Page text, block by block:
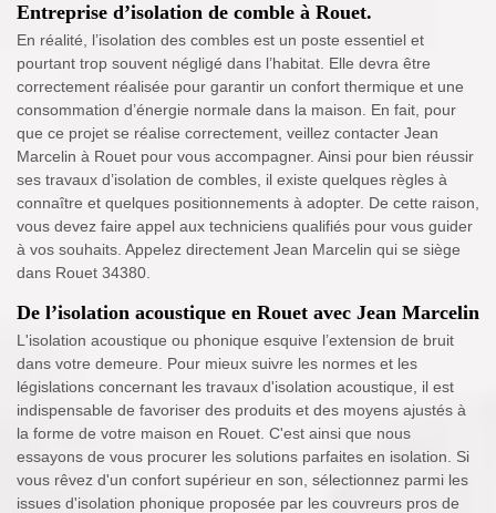
Entreprise d’isolation de comble à Rouet.
En réalité, l’isolation des combles est un poste essentiel et
pourtant trop souvent négligé dans l’habitat. Elle devra être
correctement réalisée pour garantir un confort thermique et une
consommation d’énergie normale dans la maison. En fait, pour
que ce projet se réalise correctement, veillez contacter Jean
Marcelin à Rouet pour vous accompagner. Ainsi pour bien réussir
ses travaux d’isolation de combles, il existe quelques règles à
connaître et quelques positionnements à adopter. De cette raison,
vous devez faire appel aux techniciens qualifiés pour vous guider
à vos souhaits. Appelez directement Jean Marcelin qui se siège
dans Rouet 34380.
De l’isolation acoustique en Rouet avec Jean Marcelin
L'isolation acoustique ou phonique esquive l’extension de bruit
dans votre demeure. Pour mieux suivre les normes et les
législations concernant les travaux d'isolation acoustique, il est
indispensable de favoriser des produits et des moyens ajustés à
la forme de votre maison en Rouet. C'est ainsi que nous
essayons de vous procurer les solutions parfaites en isolation. Si
vous rêvez d'un confort supérieur en son, sélectionnez parmi les
issues d'isolation phonique proposée par les couvreurs pros de